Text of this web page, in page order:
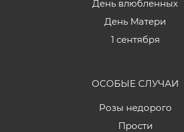
День влюбленных
День Матери
1 сентября
ОСОБЫЕ СЛУЧАИ
Розы недорого
Прости